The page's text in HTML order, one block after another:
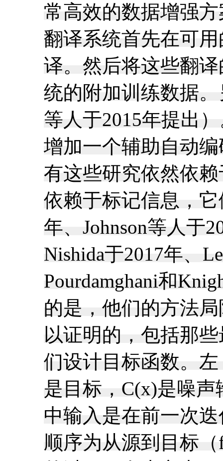
常高效的数据增强
翻译系统首先在可
译。然后将这些翻
统的附加训练数据
等人于2015年提出
增加一个辅助自动
有这些研究依然依
依赖于标记信息，
年、Johnson等人于
Nishida于2017年、
Pourdamghani和
的是，他们的方法
以证明的，包括那
们设计目标函数。
是目标，C(x)是噪
中输入是在前一次
顺序为从源到目标